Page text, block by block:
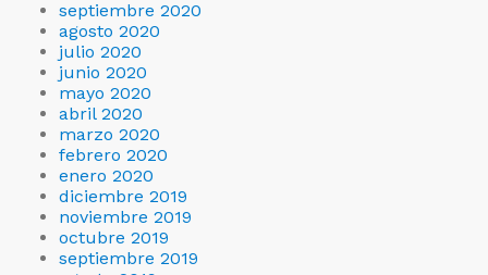
septiembre 2020
agosto 2020
julio 2020
junio 2020
mayo 2020
abril 2020
marzo 2020
febrero 2020
enero 2020
diciembre 2019
noviembre 2019
octubre 2019
septiembre 2019